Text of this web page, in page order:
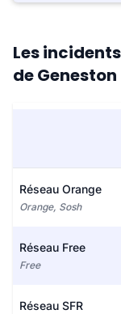
Les
de Geneston
Réseau Orange
Orange, Sosh
Réseau Free
Free
Réseau SFR